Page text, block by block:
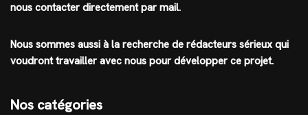
nous contacter directement par mail.
Nous sommes aussi à la recherche de rédacteurs sérieux qui
voudront travailler avec nous pour développer ce projet.
Nos catégories